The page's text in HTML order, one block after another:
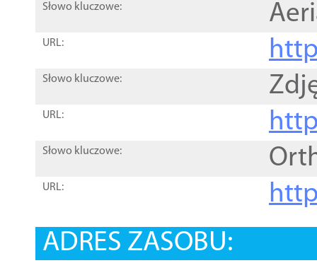
Słowo kluczowe:
URL:
Słowo kluczowe:
URL:
Słowo kluczowe:
URL:
ADRES ZASOBU: